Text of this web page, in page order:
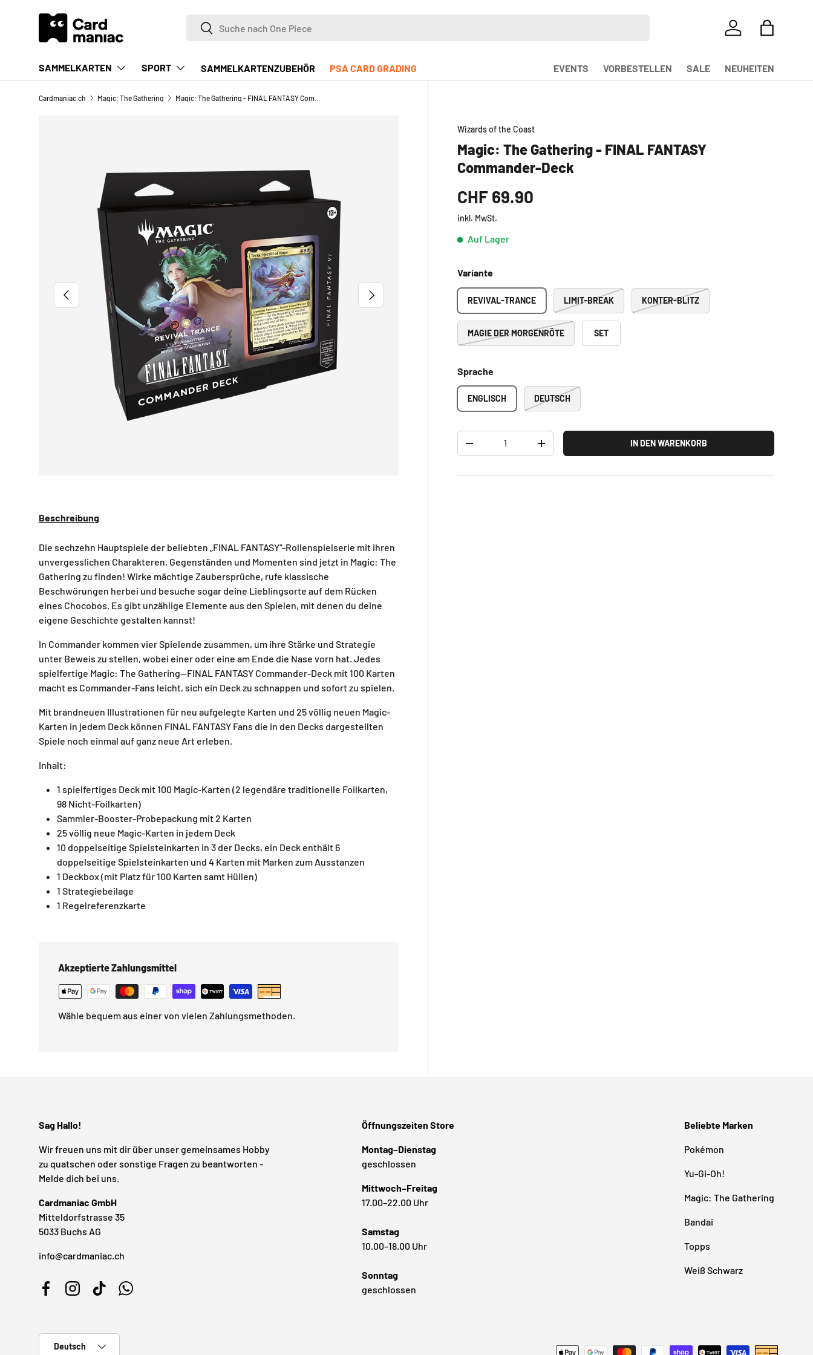
DIREKT ZUM INHALT Suchen
Suchen
EINLOGGEN
SAMMELKARTEN SPORT SAMMELKARTENZUBEHÖR PSA CARD GRADING EVENTS VORBESTELLEN SALE NEUHEITEN
Cardmaniac.ch Magic: The Gathering Magic: The Gathering - FINAL FANTASY Commander-Deck
VORHERIGE NÄCHSTE
Wizards of the Coast
Magic: The Gathering - FINAL FANTASY
Commander-Deck
CHF 69.90
inkl. MwSt.
Auf Lager
Variante
REVIVAL-TRANCE LIMIT-BREAK KONTER-BLITZ
MAGIE DER MORGENRÖTE SET
Sprache
ENGLISCH DEUTSCH
- + IN DEN WARENKORB
Beschreibung
Die sechzehn Hauptspiele der beliebten „FINAL FANTASY“-Rollenspielserie mit ihren
unvergesslichen Charakteren, Gegenständen und Momenten sind jetzt in Magic: The
Gathering zu finden! Wirke mächtige Zaubersprüche, rufe klassische
Beschwörungen herbei und besuche sogar deine Lieblingsorte auf dem Rücken
eines Chocobos. Es gibt unzählige Elemente aus den Spielen, mit denen du deine
eigene Geschichte gestalten kannst!
In Commander kommen vier Spielende zusammen, um ihre Stärke und Strategie
unter Beweis zu stellen, wobei einer oder eine am Ende die Nase vorn hat. Jedes
spielfertige Magic: The Gathering—FINAL FANTASY Commander-Deck mit 100 Karten
macht es Commander-Fans leicht, sich ein Deck zu schnappen und sofort zu spielen.
Mit brandneuen Illustrationen für neu aufgelegte Karten und 25 völlig neuen Magic-
Karten in jedem Deck können FINAL FANTASY Fans die in den Decks dargestellten
Spiele noch einmal auf ganz neue Art erleben.
Inhalt:
1 spielfertiges Deck mit 100 Magic-Karten (2 legendäre traditionelle Foilkarten,
98 Nicht-Foilkarten)
Sammler-Booster-Probepackung mit 2 Karten
25 völlig neue Magic-Karten in jedem Deck
10 doppelseitige Spielsteinkarten in 3 der Decks, ein Deck enthält 6
doppelseitige Spielsteinkarten und 4 Karten mit Marken zum Ausstanzen
1 Deckbox (mit Platz für 100 Karten samt Hüllen)
1 Strategiebeilage
1 Regelreferenzkarte
Akzeptierte Zahlungsmittel
Wähle bequem aus einer von vielen Zahlungsmethoden.
Sag Hallo!
Wir freuen uns mit dir über unser gemeinsames Hobby
zu quatschen oder sonstige Fragen zu beantworten -
Melde dich bei uns.
Cardmaniac GmbH
Mitteldorfstrasse 35
5033 Buchs AG
info@cardmaniac.ch
FacebookInstagramTikTokWhatsApp
Öffnungszeiten Store
Montag–Dienstag
geschlossen
Mittwoch–Freitag
17.00–22.00 Uhr
Samstag
10.00–18.00 Uhr
Sonntag
geschlossen
Beliebte Marken
Pokémon
Yu-Gi-Oh!
Magic: The Gathering
Bandai
Topps
Weiß Schwarz
Deutsch